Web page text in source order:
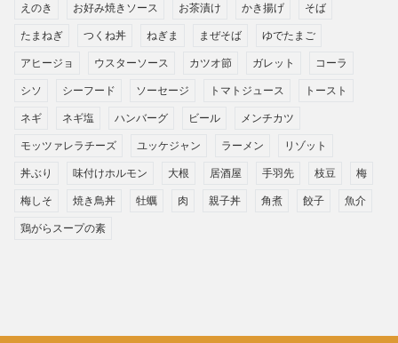
えのき お好み焼きソース お茶漬け かき揚げ そば
たまねぎ つくね丼 ねぎま まぜそば ゆでたまご
アヒージョ ウスターソース カツオ節 ガレット コーラ
シソ シーフード ソーセージ トマトジュース トースト
ネギ ネギ塩 ハンバーグ ビール メンチカツ
モッツァレラチーズ ユッケジャン ラーメン リゾット
丼ぶり 味付けホルモン 大根 居酒屋 手羽先 枝豆 梅
梅しそ 焼き鳥丼 牡蠣 肉 親子丼 角煮 餃子 魚介
鶏がらスープの素